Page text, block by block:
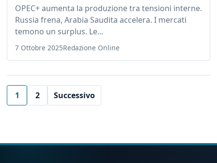
OPEC+ aumenta la produzione tra tensioni interne.
Russia frena, Arabia Saudita accelera. I mercati
temono un surplus. Le...
7 Ottobre 2025Redazione Online
1 2 Successivo